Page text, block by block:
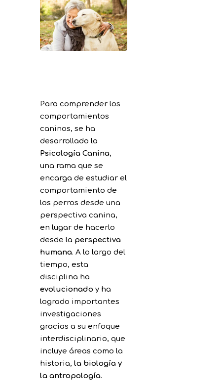
Para comprender los
comportamientos
caninos, se ha
desarrollado la
Psicología Canina,
una rama que se
encarga de estudiar el
comportamiento de
los perros desde una
perspectiva canina,
en lugar de hacerlo
desde la perspectiva
humana. A lo largo del
tiempo, esta
disciplina ha
evolucionado y ha
logrado importantes
investigaciones
gracias a su enfoque
interdisciplinario, que
incluye áreas como la
historia, la biología y
la antropología.